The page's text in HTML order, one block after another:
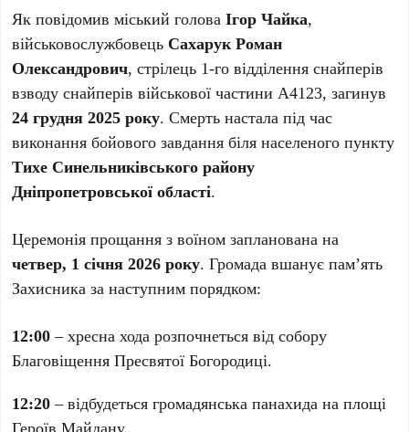
Як повідомив міський головаІгор Чайка,
військовослужбовець Сахарук Роман
Олександрович, стрілець 1-го відділення снайперів
взводу снайперів військової частини А4123, загинув
24 грудня 2025 року. Смерть настала під час
виконання бойового завдання біля населеного пункту
Тихе Синельниківського району
Дніпропетровської області.
Церемонія прощання з воїном запланована на
четвер, 1 січня 2026 року. Громада вшанує пам’ять
Захисника за наступним порядком:
12:00– хресна хода розпочнеться від собору
Благовіщення Пресвятої Богородиці.
12:20– відбудеться громадянська панахида на площі
Героїв Майдану.